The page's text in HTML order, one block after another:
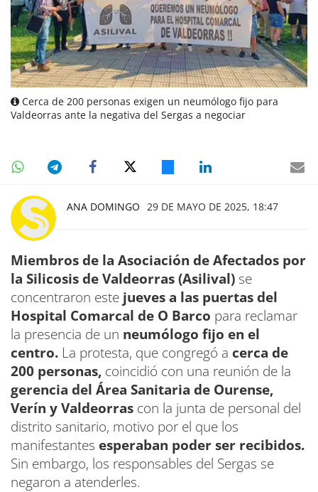
Cerca de 200 personas exigen un neumólogo fijo para
Valdeorras ante la negativa del Sergas a negociar
ANA DOMINGO 29 DE MAYO DE 2025, 18:47
Miembros de la Asociación de Afectados por
la Silicosis de Valdeorras (Asilival) se
concentraron este jueves a las puertas del
Hospital Comarcal de O Barco para reclamar
la presencia de un neumólogo fijo en el
centro. La protesta, que congregó a cerca de
200 personas, coincidió con una reunión de la
gerencia del Área Sanitaria de Ourense,
Verín y Valdeorras con la junta de personal del
distrito sanitario, motivo por el que los
manifestantes esperaban poder ser recibidos.
Sin embargo, los responsables del Sergas se
negaron a atenderles.